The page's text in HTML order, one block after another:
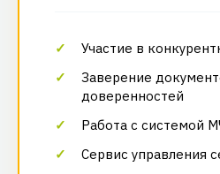
Участие в
Заверение
доверенностей
Работа с системой
Сервис управления